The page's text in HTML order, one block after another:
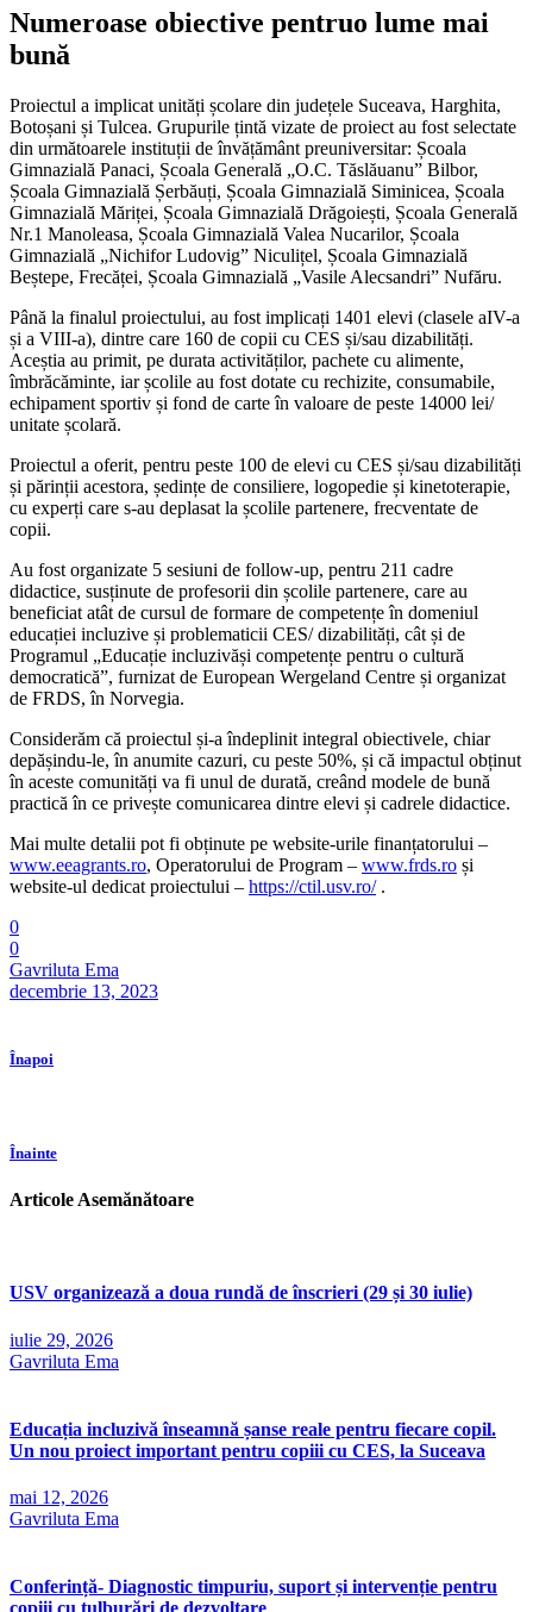
Numeroase obiective pentruo lume mai
bună
Proiectul a implicat unități școlare din județele Suceava, Harghita,
Botoșani și Tulcea. Grupurile țintă vizate de proiect au fost selectate
din următoarele instituții de învățământ preuniversitar: Școala
Gimnazială Panaci, Școala Generală „O.C. Tăslăuanu” Bilbor,
Școala Gimnazială Șerbăuți, Școala Gimnazială Siminicea, Școala
Gimnazială Măriței, Școala Gimnazială Drăgoiești, Școala Generală
Nr.1 Manoleasa, Școala Gimnazială Valea Nucarilor, Școala
Gimnazială „Nichifor Ludovig” Niculițel, Școala Gimnazială
Beștepe, Frecăței, Școala Gimnazială „Vasile Alecsandri” Nufăru.
Până la finalul proiectului, au fost implicați 1401 elevi (clasele aIV-a
și a VIII-a), dintre care 160 de copii cu CES și/sau dizabilități.
Aceștia au primit, pe durata activităților, pachete cu alimente,
îmbrăcăminte, iar școlile au fost dotate cu rechizite, consumabile,
echipament sportiv și fond de carte în valoare de peste 14000 lei/
unitate școlară.
Proiectul a oferit, pentru peste 100 de elevi cu CES și/sau dizabilități
și părinții acestora, ședințe de consiliere, logopedie și kinetoterapie,
cu experți care s-au deplasat la școlile partenere, frecventate de
copii.
Au fost organizate 5 sesiuni de follow-up, pentru 211 cadre
didactice, susținute de profesorii din școlile partenere, care au
beneficiat atât de cursul de formare de competențe în domeniul
educației incluzive și problematicii CES/ dizabilități, cât și de
Programul „Educație incluzivăși competențe pentru o cultură
democratică”, furnizat de European Wergeland Centre și organizat
de FRDS, în Norvegia.
Considerăm că proiectul și-a îndeplinit integral obiectivele, chiar
depășindu-le, în anumite cazuri, cu peste 50%, și că impactul obținut
în aceste comunități va fi unul de durată, creând modele de bună
practică în ce privește comunicarea dintre elevi și cadrele didactice.
Mai multe detalii pot fi obținute pe website-urile finanțatorului –
www.eeagrants.ro, Operatorului de Program – www.frds.ro și
website-ul dedicat proiectului – https://ctil.usv.ro/.
0
0
Gavriluta Ema
decembrie 13, 2023
Înapoi
Înainte
Articole Asemănătoare
USV organizează a doua rundă de înscrieri (29 și 30 iulie)
iulie 29, 2026
Gavriluta Ema
Educația incluzivă înseamnă șanse reale pentru fiecare copil.
Un nou proiect important pentru copiii cu CES, la Suceava
mai 12, 2026
Gavriluta Ema
Conferință- Diagnostic timpuriu, suport și intervenție pentru